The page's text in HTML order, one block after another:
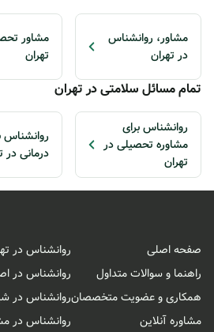
مشاور، روانشناس
در تهران
مشاور
تهران
تمام مسائل سلامتی در تهران
روانشناس برای
مشاوره تحصیلی در
تهران
روانشناس
درمانی در
صفحه اصلی
راهنما و سوالات متداول
همکاری و عضویت متخصصان
مشاوره آنلاین
روانشناس در
روانشناس در
روانشناس در
روانشناس در